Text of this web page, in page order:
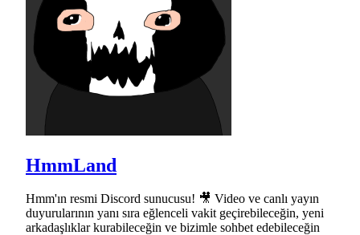
HmmLand
Hmm'ın resmi Discord sunucusu! 🎥 Video ve canlı yayın
duyurularının yanı sıra eğlenceli vakit geçirebileceğin, yeni
arkadaşlıklar kurabileceğin ve bizimle sohbet edebileceğin